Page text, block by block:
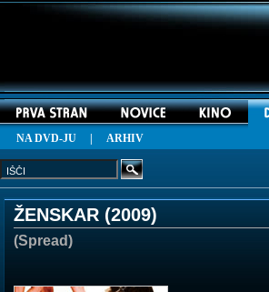
NA DVD-JU ARHIV
ŽENSKAR (2009)
(Spread)